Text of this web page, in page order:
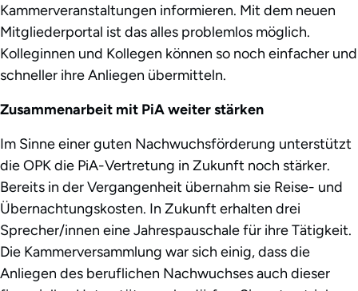
Kammerveranstaltungen informieren. Mit dem neuen
Mitgliederportal ist das alles problemlos möglich.
Kolleginnen und Kollegen können so noch einfacher und
schneller ihre Anliegen übermitteln.
Zusammenarbeit mit PiA weiter stärken
Im Sinne einer guten Nachwuchsförderung unterstützt
die OPK die PiA-Vertretung in Zukunft noch stärker.
Bereits in der Vergangenheit übernahm sie Reise- und
Übernachtungskosten. In Zukunft erhalten drei
Sprecher/innen eine Jahrespauschale für ihre Tätigkeit.
Die Kammerversammlung war sich einig, dass die
Anliegen des beruflichen Nachwuchses auch dieser